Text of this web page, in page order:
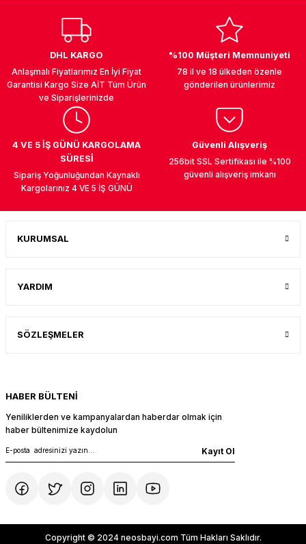
DHL KARGO
Anlaşmalı Fiyatlarımız En İyi Fiyat
Garantisi Kargo Size AİT Tüm Ürün
ve Siparişlerinizde
%100 Müşteri Memnuniyeti
78 il ve 18 ülkeden özenle
gönderilen ürünlerimiz
4 VE 5 İŞ GÜNÜ KARGOLAMA
SÜRESİ
Sipariş Yoğunluğundan Kaynaklı
Kargolarınız 4 VE 5 İŞ GÜNÜ
Güvenli Alışveriş
256bit SSL Sertifikası ile %100
güvenli alışveriş imkanı
KURUMSAL
YARDIM
SÖZLEŞMELER
HABER BÜLTENİ
Yeniliklerden ve kampanyalardan haberdar olmak için
haber bültenimize kaydolun
Kayıt Ol
Copyright © 2024 neosbayi.com Tüm Hakları Saklıdır.